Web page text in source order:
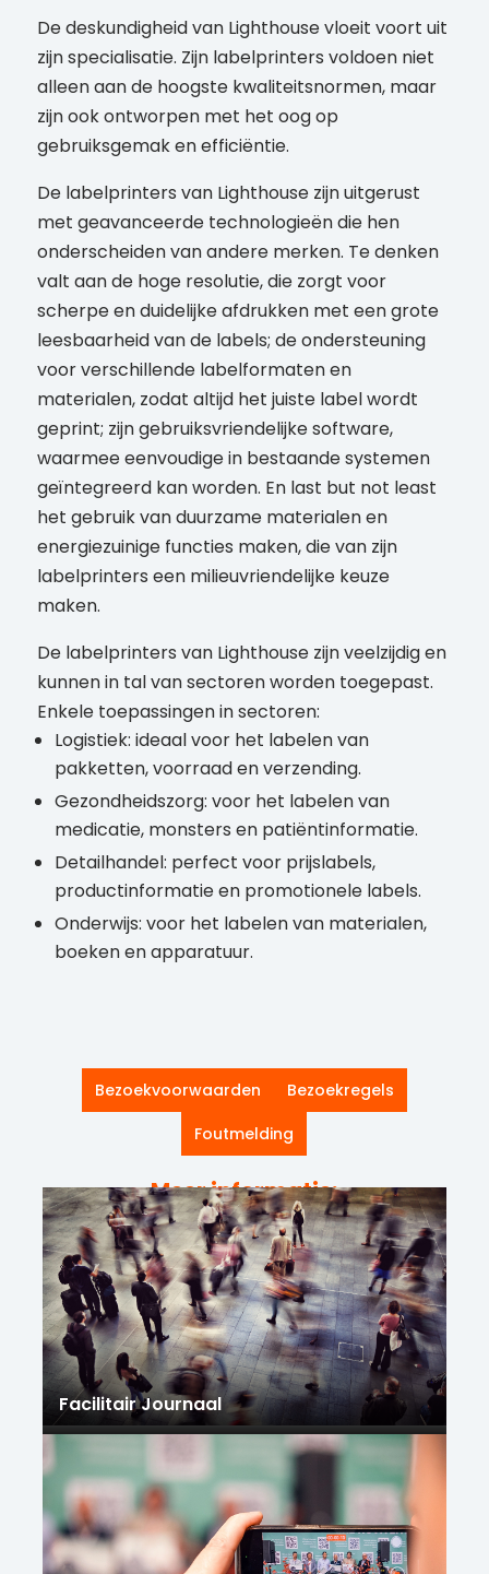
De deskundigheid van Lighthouse vloeit voort uit
zijn specialisatie. Zijn labelprinters voldoen niet
alleen aan de hoogste kwaliteitsnormen, maar
zijn ook ontworpen met het oog op
gebruiksgemak en efficiëntie.
De labelprinters van Lighthouse zijn uitgerust
met geavanceerde technologieën die hen
onderscheiden van andere merken. Te denken
valt aan de hoge resolutie, die zorgt voor
scherpe en duidelijke afdrukken met een grote
leesbaarheid van de labels; de ondersteuning
voor verschillende labelformaten en
materialen, zodat altijd het juiste label wordt
geprint; zijn gebruiksvriendelijke software,
waarmee eenvoudige in bestaande systemen
geïntegreerd kan worden. En last but not least
het gebruik van duurzame materialen en
energiezuinige functies maken, die van zijn
labelprinters een milieuvriendelijke keuze
maken.
De labelprinters van Lighthouse zijn veelzijdig en
kunnen in tal van sectoren worden toegepast.
Enkele toepassingen in sectoren:
Logistiek: ideaal voor het labelen van
pakketten, voorraad en verzending.
Gezondheidszorg: voor het labelen van
medicatie, monsters en patiëntinformatie.
Detailhandel: perfect voor prijslabels,
productinformatie en promotionele labels.
Onderwijs: voor het labelen van materialen,
boeken en apparatuur.
Bezoekvoorwaarden
Bezoekregels
Foutmelding
Meer informatie:
Facilitair Journaal